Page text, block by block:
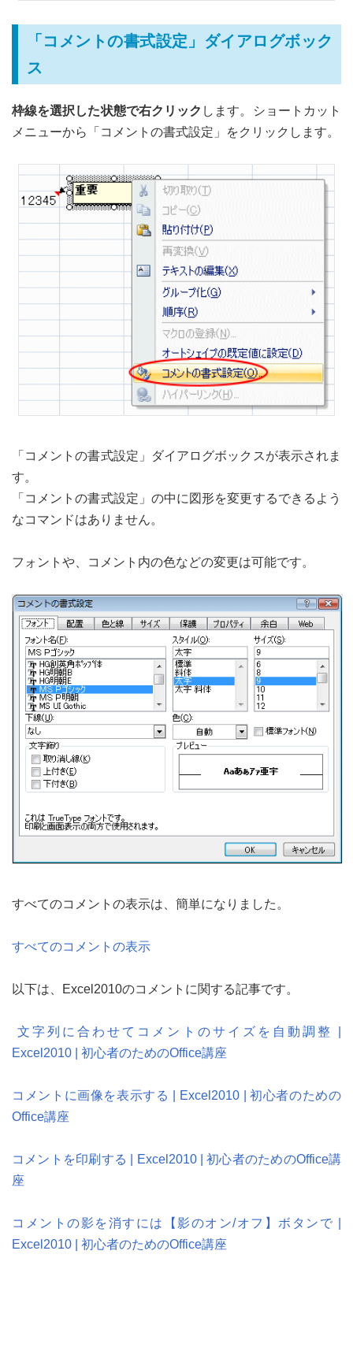
「コメントの書式設定」ダイアログボック
ス
枠線を選択した状態で右クリック します。ショートカット
メニューから「コメントの書式設定」をクリックします。
「コメントの書式設定」ダイアログボックスが表示されま
す。
「コメントの書式設定」の中に図形を変更するできるよう
なコマンドはありません。
フォントや、コメント内の色などの変更は可能です。
すべてのコメントの表示は、簡単になりました。
すべてのコメントの表示
以下は、Excel2010のコメントに関する記事です。
文字列に合わせてコメントのサイズを自動調整 |
Excel2010 | 初心者のためのOffice講座
コメントに画像を表示する | Excel2010 | 初心者のための
Office講座
コメントを印刷する | Excel2010 | 初心者のためのOffice講
座
コメントの影を消すには【影のオン/オフ】ボタンで |
Excel2010 | 初心者のためのOffice講座